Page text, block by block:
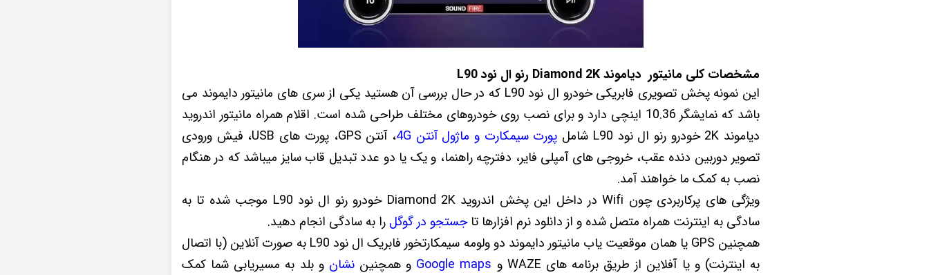
مشخصات کلی مانیتور دیاموند Diamond 2K رنو ال نود L90
این نمونه پخش تصویری فابریکی خودرو ال نود L90 که در حال بررسی آن هستید یکی از سری های مانیتور دایموند می
باشد که نمایشگر 10.36 اینچی دارد و برای نصب روی خودروهای مختلف طراحی شده است. اقلام همراه مانیتور اندروید
دیاموند 2K خودرو رنو ال نود L90 شامل
پورت سیمکارت و ماژول آنتن 4G
، آنتن GPS، پورت های USB، فیش ورودی
تصویر دوربین دنده عقب، خروجی های آمپلی فایر، دفترچه راهنما، و یک یا دو عدد تبدیل قاب سایز میباشد که در هنگام
نصب به کمک ما خواهند آمد.
ویژگی های پرکاربردی چون Wifi در داخل این پخش اندروید Diamond 2K خودرو رنو ال نود L90 موجب شده تا به
سادگی به اینترنت همراه متصل شده و از دانلود نرم افزارها تاجستجو در گوگل را به سادگی انجام دهید.
همچنین GPS یا همان موقعیت یاب مانیتور دایموند دو ولومه سیمکارتخور فابریک ال نود L90 به صورت آنلاین (با اتصال
به اینترنت) و یا آفلاین از طریق برنامه های WAZE و
Google maps و همچنیننشان و بلد به مسیریابی شما کمک